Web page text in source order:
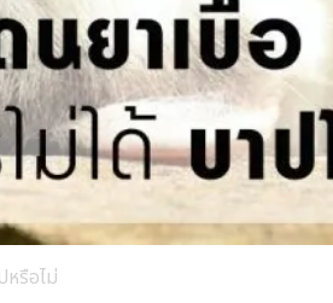
หรือไม่